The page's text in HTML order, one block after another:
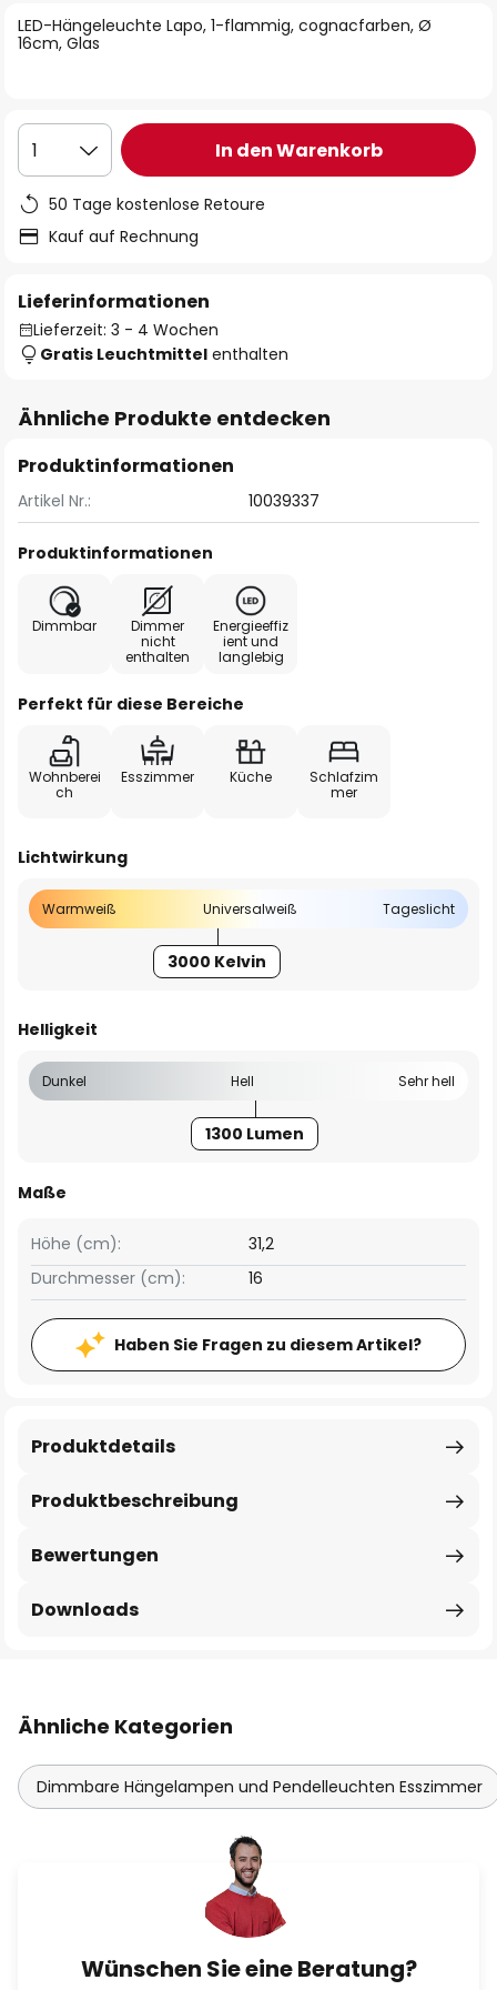
LED-Hängeleuchte Lapo, 1-flammig, cognacfarben, Ø
16cm, Glas
1 In den Warenkorb
50 Tage kostenlose Retoure
Kauf auf Rechnung
Lieferinformationen
Lieferzeit: 3 - 4 Wochen
Gratis Leuchtmittel enthalten
Ähnliche Produkte entdecken
Produktinformationen
Artikel Nr.: 10039337
Produktinformationen
Dimmbar
Dimmer
nicht
enthalten
Energieeffiz
ient und
langlebig
Perfekt für diese Bereiche
Wohnberei
ch
Esszimmer Küche
Schlafzim
mer
Lichtwirkung
Warmweiß Universalweiß Tageslicht
3000 Kelvin
Helligkeit
Dunkel Hell Sehr hell
1300 Lumen
Maße
Höhe (cm):
31,2
Durchmesser (cm):
16
Haben Sie Fragen zu diesem Artikel?
Produktbeschreibung
Produktdetails
Bewertungen
Downloads
Ähnliche Kategorien
Dimmbare Hängelampen und Pendelleuchten Esszimmer
Wünschen Sie eine Beratung?